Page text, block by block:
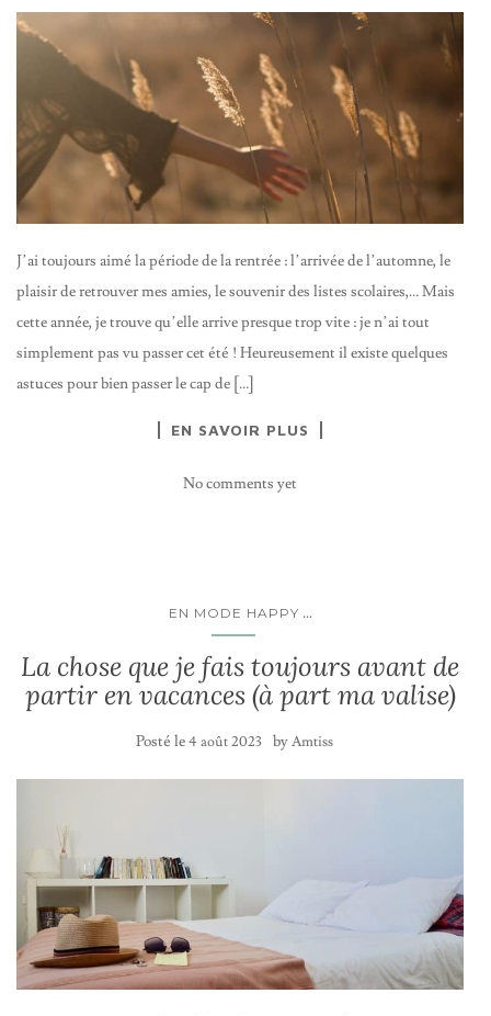
J’ai toujours aimé la période de la rentrée : l’arrivée de l’automne, le
plaisir de retrouver mes amies, le souvenir des listes scolaires,… Mais
cette année, je trouve qu’elle arrive presque trop vite : je n’ai tout
simplement pas vu passer cet été ! Heureusement il existe quelques
astuces pour bien passer le cap de […]
EN SAVOIR PLUS
No comments yet
EN MODE HAPPY ...
La chose que je fais toujours avant de
partir en vacances (à part ma valise)
Posté le4 août 2023 byAmtiss